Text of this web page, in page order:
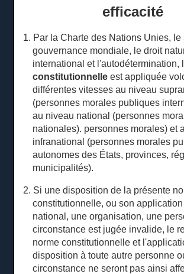
efficacité
1. Par la Charte des Nations Unies, le
gouvernance mondiale, le droit
international et l'autodétermination,
constitutionnelle est appliquée
différentes vitesses au niveau
(personnes morales publiques
au niveau national (personnes
nationales). personnes morales) et
infranational (personnes morales
autonomes des États, provinces,
municipalités).
2. Si une disposition de la présente
constitutionnelle, ou son
national, une organisation, une
circonstance est jugée invalide, le
norme constitutionnelle et
disposition à toute autre personne
circonstance ne seront pas ainsi